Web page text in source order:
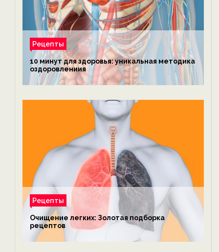
Рецепты
10 минут для здоровья: уникальная методика
оздоровлениия
Рецепты
Очищение легких: Золотая подборка
рецептов